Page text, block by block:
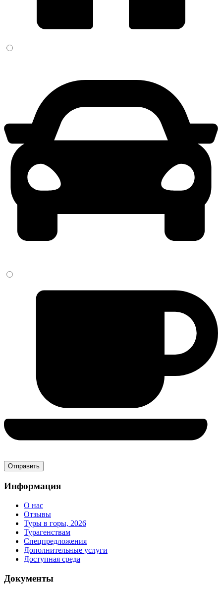
Информация
О нас
Отзывы
Туры в горы, 2026
Турагенствам
Спецпредложения
Дополнительные услуги
Доступная среда
Документы